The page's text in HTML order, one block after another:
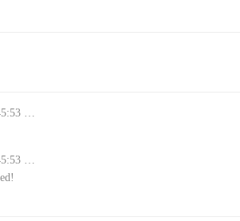
…
…